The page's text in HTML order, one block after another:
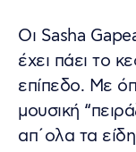
Οι Sasha
έχει πάει το
επίπεδο. Mε
μουσική
απ΄ολα τα